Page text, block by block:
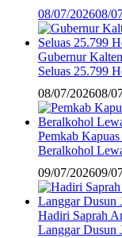
08/07/202608/
Gubernur
Seluas 25.799
08/07/202608/
Pemkab
Beralkohol
09/07/202609/
Hadiri Saprah
Langgar Dusun